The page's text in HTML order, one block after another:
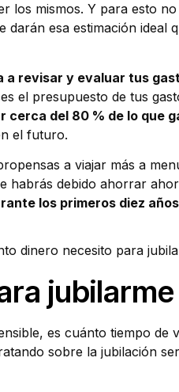
mismos. Y para esto
esa estimación
a revisar y evaluar tus
el presupuesto de tus
cerca del 80 % de lo que
el futuro.
a viajar más a
habrás debido ahorrar
los primeros diez
jubilarme
es cuánto tiempo
sobre la jubilación